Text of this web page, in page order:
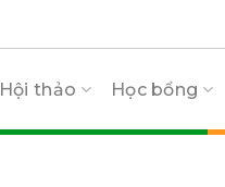
Hội thảo Học bổng